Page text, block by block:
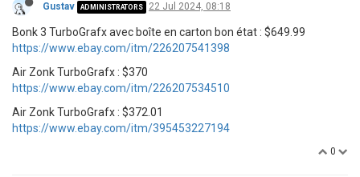
Gustav ADMINISTRATORS 22 Jul 2024, 08:18
Bonk 3 TurboGrafx avec boîte en carton bon état : $649.99
https://www.ebay.com/itm/226207541398
Air Zonk TurboGrafx : $370
https://www.ebay.com/itm/226207534510
Air Zonk TurboGrafx : $372.01
https://www.ebay.com/itm/395453227194
0